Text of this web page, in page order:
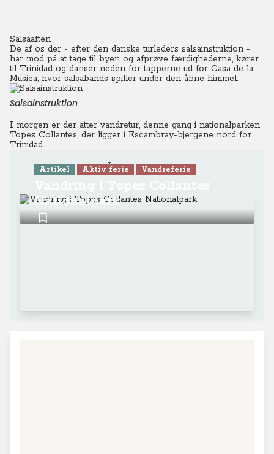
Salsaaften
De af os der - efter den danske turleders salsainstruktion -
har mod på at tage til byen og afprøve færdighederne, kører
til Trinidad og danser neden for tapperne ud for Casa de la
Música, hvor salsabands spiller under den åbne himmel.
Salsainstruktion
I morgen er der atter vandretur, denne gang i nationalparken
Topes Collantes, der ligger i Escambray-bjergene nord for
Trinidad.
Læs mere
Artikel Aktiv ferie Vandreferie
Nationalpark